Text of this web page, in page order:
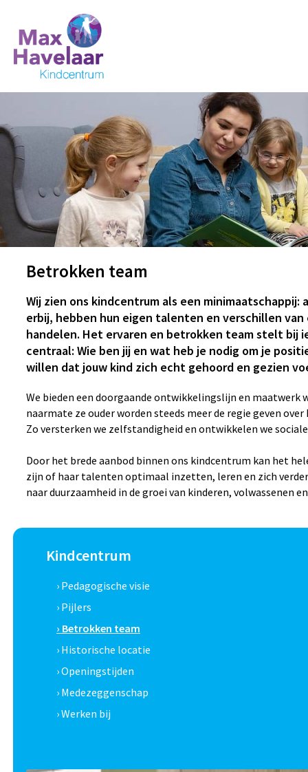
Betrokken team
Wij zien ons kindcentrum als een minimaatschappij:
erbij, hebben hun eigen talenten en verschillen
handelen. Het ervaren en betrokken team stelt bij
centraal: Wie ben jij en wat heb je nodig om je
willen dat jouw kind zich echt gehoord en gezien
We bieden een doorgaande ontwikkelingslijn en maatwerk
naarmate ze ouder worden steeds meer de regie geven
Zo versterken we zelfstandigheid en ontwikkelen we
Door het brede aanbod binnen ons kindcentrum kan het
zijn of haar talenten optimaal inzetten, leren en zich
naar duurzaamheid in de groei van kinderen, volwassenen
Kindcentrum
› Pedagogische visie
› Pijlers
› Betrokken team
› Historische locatie
› Openingstijden
› Medezeggenschap
› Werken bij